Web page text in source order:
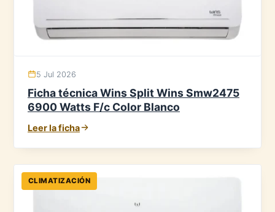
5 Jul 2026
Ficha técnica Wins Split Wins Smw2475
6900 Watts F/c Color Blanco
Leer la ficha
CLIMATIZACIÓN